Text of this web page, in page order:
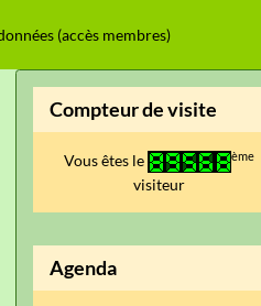
(accès membres)
Compteur de visite
Vous êtes le ème
visiteur
Agenda